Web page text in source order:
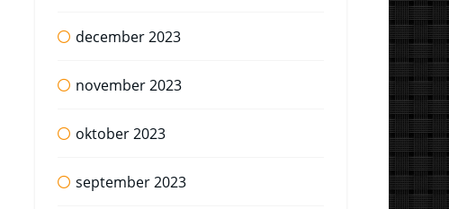
december 2023
november 2023
oktober 2023
september 2023